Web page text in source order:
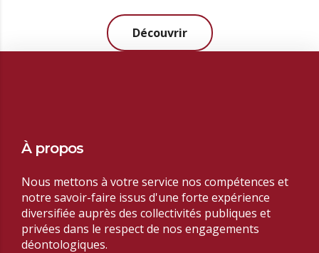
Découvrir
À propos
Nous mettons à votre service nos compétences et
notre savoir-faire issus d'une forte expérience
diversifiée auprès des collectivités publiques et
privées dans le respect de nos engagements
déontologiques.